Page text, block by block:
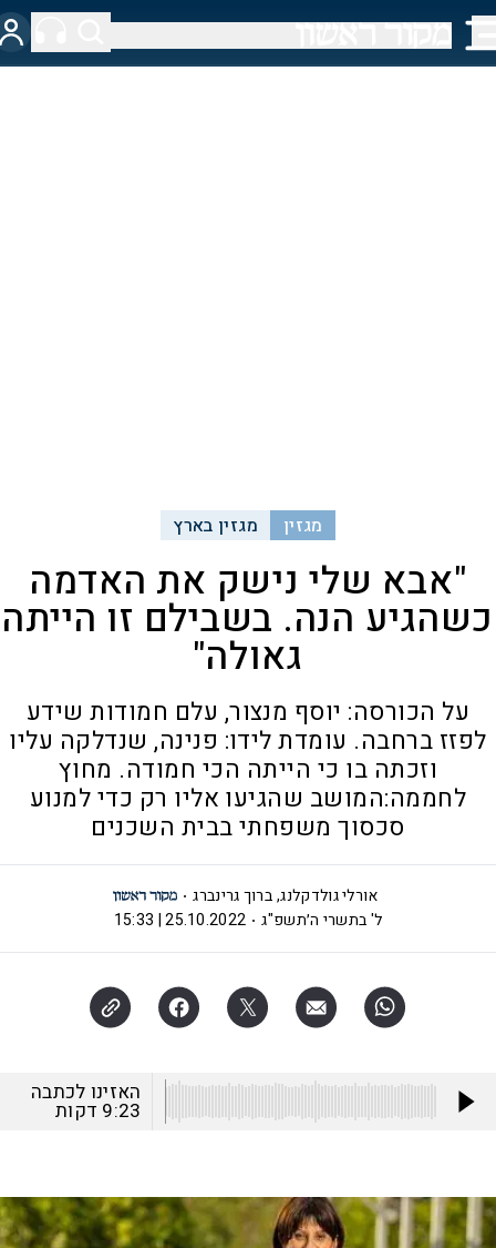
מגזין מגזין בארץ
"אבא שלי נישק את האדמה
כשהגיע הנה. בשבילם זו הייתה
גאולה"
על הכורסה: יוסף מנצור, עלם חמודות שידע
לפזז ברחבה. עומדת לידו: פנינה, שנדלקה עליו
וזכתה בו כי הייתה הכי חמודה. מחוץ
לחממה:המושב שהגיעו אליו רק כדי למנוע
סכסוך משפחתי בבית השכנים
אורלי גולדקלנג,ברוך גרינברג
ל' בתשרי ה׳תשפ"ג
25.10.2022 | 15:33
האזינו לכתבה
9:23 דקות